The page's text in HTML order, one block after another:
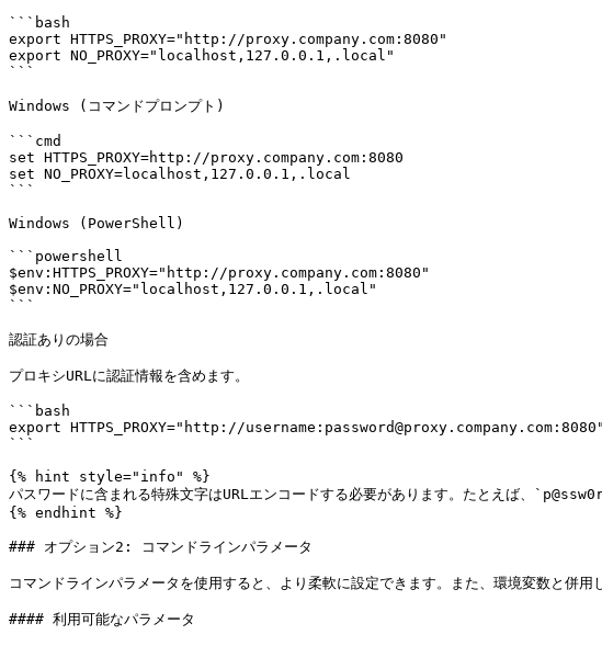
```bash
export HTTPS_PROXY="http://proxy.company.com:8080"
export NO_PROXY="localhost,127.0.0.1,.local"
```
Windows (コマンドプロンプト)
```cmd
set HTTPS_PROXY=http://proxy.company.com:8080
set NO_PROXY=localhost,127.0.0.1,.local
```
Windows (PowerShell)
```powershell
$env:HTTPS_PROXY="http://proxy.company.com:8080"
$env:NO_PROXY="localhost,127.0.0.1,.local"
```
認証ありの場合
プロキシURLに認証情報を含めます。
```bash
export HTTPS_PROXY="http://username:password@proxy.company.com:8080"
```
{% hint style="info" %}
パスワードに含まれる特殊文字はURLエンコードする必要があります。たとえば、
{% endhint %}
### オプション2: コマンドラインパラメータ
コマンドラインパラメータを使用すると、より柔軟に設定できます。また、環境変数と併用
#### 利用可能なパラメータ